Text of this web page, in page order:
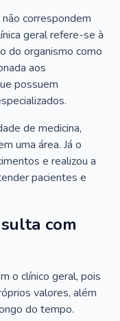
correspondem
geral refere-se à
do organismo como
aos
possuem
de medicina,
uma área. Já o
e realizou a
pacientes e
com
o clínico geral, pois
valores, além
do tempo.